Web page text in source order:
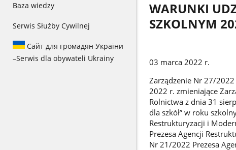
Baza wiedzy
Serwis Służby Cywilnej
Сайт для громадян України
–Serwis dla obywateli Ukrainy
WARUNKI
SZKOLNYM
03 marca 2022 r.
Zarządzenie Nr 27/
2022 r. zmieniające
Rolnictwa z dnia 31
dla szkół” w roku
Restrukturyzacji i
Prezesa Agencji
Nr 21/2022 Prezesa